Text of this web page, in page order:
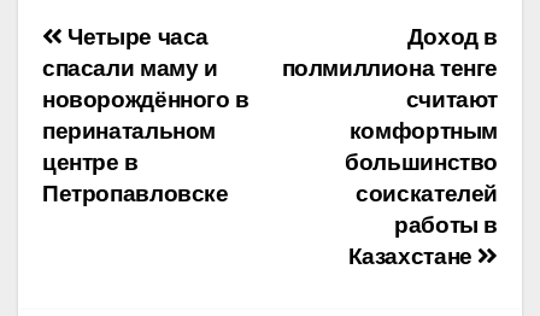
Навигация
по
записям
Доход в
полмиллиона тенге
считают
комфортным
большинство
соискателей
работы в
Казахстане
Четыре часа
спасали маму и
новорождённого в
перинатальном
центре в
Петропавловске